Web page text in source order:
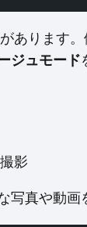
あります。
ジュモード
影
真や動画